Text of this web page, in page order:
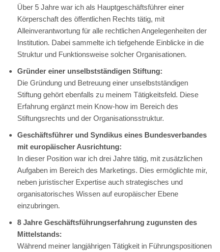
Über 5 Jahre war ich als Hauptgeschäftsführer einer
Körperschaft des öffentlichen Rechts tätig, mit
Alleinverantwortung für alle rechtlichen Angelegenheiten der
Institution. Dabei sammelte ich tiefgehende Einblicke in die
Struktur und Funktionsweise solcher Organisationen.
Gründer einer unselbstständigen Stiftung:
Die Gründung und Betreuung einer unselbstständigen
Stiftung gehört ebenfalls zu meinem Tätigkeitsfeld. Diese
Erfahrung ergänzt mein Know-how im Bereich des
Stiftungsrechts und der Organisationsstruktur.
Geschäftsführer und Syndikus eines Bundesverbandes
mit europäischer Ausrichtung:
In dieser Position war ich drei Jahre tätig, mit zusätzlichen
Aufgaben im Bereich des Marketings. Dies ermöglichte mir,
neben juristischer Expertise auch strategisches und
organisatorisches Wissen auf europäischer Ebene
einzubringen.
8 Jahre Geschäftsführungserfahrung zugunsten des
Mittelstands:
Während meiner langjährigen Tätigkeit in Führungspositionen